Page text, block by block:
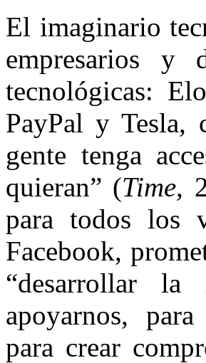
El imaginario
empresarios y
tecnológicas:
PayPal y Tesla,
gente tenga
quieran” (Time,
para todos los
Facebook,
“desarrollar la
apoyarnos,
para crear